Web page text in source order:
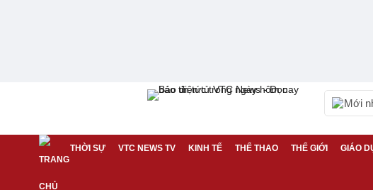
Mới
THỜI SỰ VTC NEWS TV KINH TẾ THỂ THAO THẾ GIỚI GIÁO